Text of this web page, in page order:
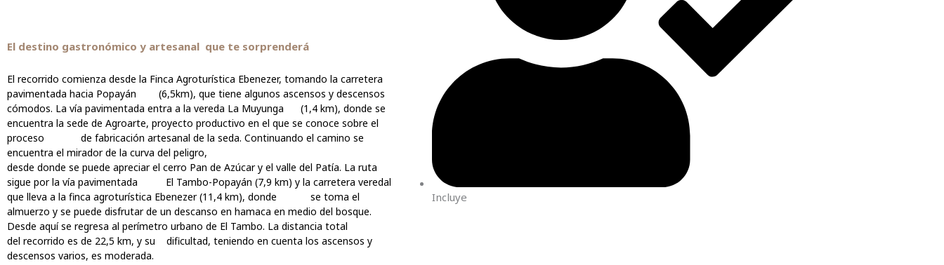
El destino gastronómico y artesanal que te sorprenderá
El recorrido comienza desde la Finca Agroturística Ebenezer, tomando la carretera
pavimentada hacia Popayán (6,5km), que tiene algunos ascensos y descensos
cómodos. La vía pavimentada entra a la vereda La Muyunga (1,4 km), donde se
encuentra la sede de Agroarte, proyecto productivo en el que se conoce sobre el
proceso de fabricación artesanal de la seda. Continuando el camino se
encuentra el mirador de la curva del peligro,
desde donde se puede apreciar el cerro Pan de Azúcar y el valle del Patía. La ruta
sigue por la vía pavimentada El Tambo-Popayán (7,9 km) y la carretera veredal
que lleva a la finca agroturística Ebenezer (11,4 km), donde se toma el
almuerzo y se puede disfrutar de un descanso en hamaca en medio del bosque.
Desde aquí se regresa al perímetro urbano de El Tambo. La distancia total
del recorrido es de 22,5 km, y su dificultad, teniendo en cuenta los ascensos y
descensos varios, es moderada.
Incluye